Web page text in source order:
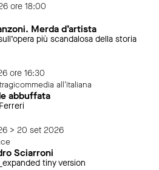
ore 18:00
Merda d’artista
più scandalosa della storia
ore 16:30
all'italiana
abbuffata
> 20 set 2026
Sciarroni
tiny version